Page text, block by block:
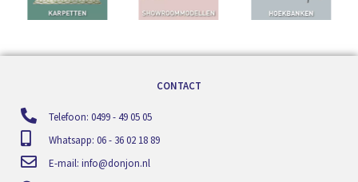
CONTACT
Telefoon: 0499 - 49 05 05
Whatsapp: 06 - 36 02 18 89
E-mail: info@donjon.nl